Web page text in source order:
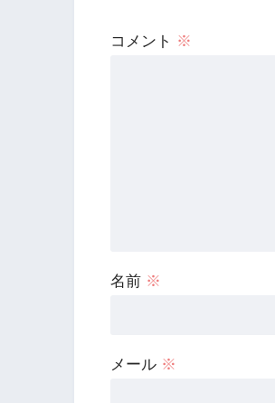
コメント ※
名前 ※
メール ※